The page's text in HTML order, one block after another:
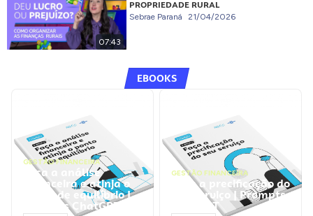
07:43
PROPRIEDADE RURAL
Sebrae Paraná 21/04/2026
EBOOKS
GESTÃO FINANCEIRA
Faça a análise
financeira e atinja o
ponto de equilíbrio |
Prompts ChatGPT
GESTÃO FINANCEIRA
Faça a precificação do
seu serviço | Prompts
ChatGPT